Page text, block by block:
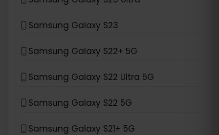
Samsung Galaxy S23
Samsung Galaxy S22+ 5G
Samsung Galaxy S22 Ultra 5G
Samsung Galaxy S22 5G
Samsung Galaxy S21+ 5G